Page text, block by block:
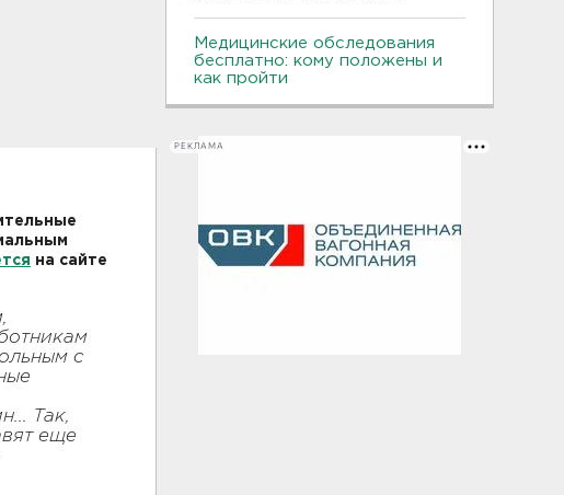
на сайте
с
Так,
еще
Медицинские обследования
бесплатно: кому положены и
как пройти
РЕКЛАМА